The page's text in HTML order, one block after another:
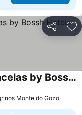
Partilhar
Apartamentos Turísticos Cancelas by Bossh Hotels
Monte do Gozo